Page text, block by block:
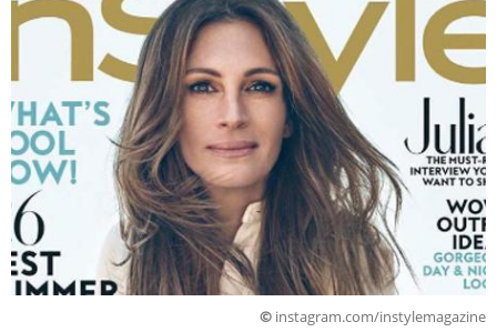
© instagram.com/instylemagazine